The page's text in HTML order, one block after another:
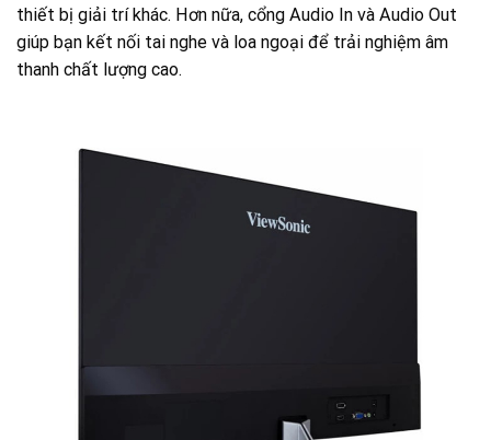
thiết bị giải trí khác. Hơn nữa, cổng Audio In và Audio Out
giúp bạn kết nối tai nghe và loa ngoại để trải nghiệm âm
thanh chất lượng cao.